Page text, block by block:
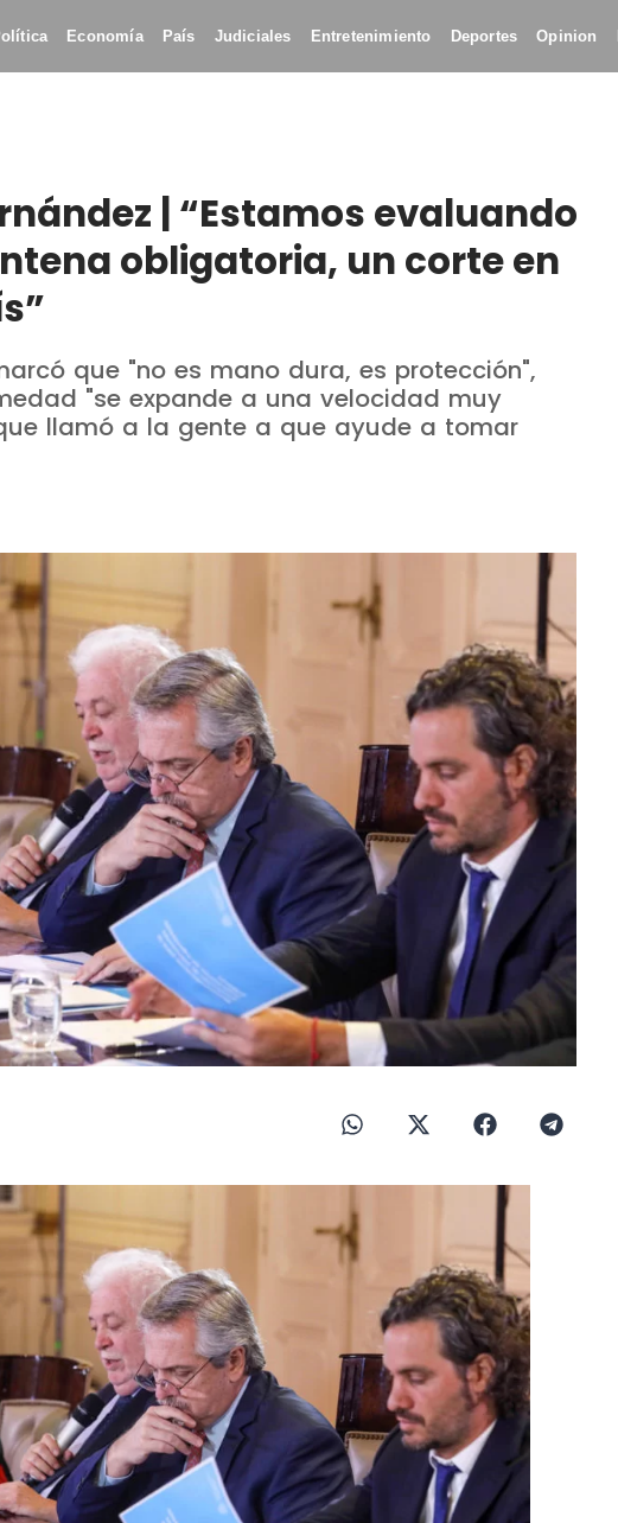
Economía País Judiciales Entretenimiento Deportes Opinion
| “Estamos evaluando
obligatoria, un corte en
que "no es mano dura, es protección",
"se expande a una velocidad muy
llamó a la gente a que ayude a tomar